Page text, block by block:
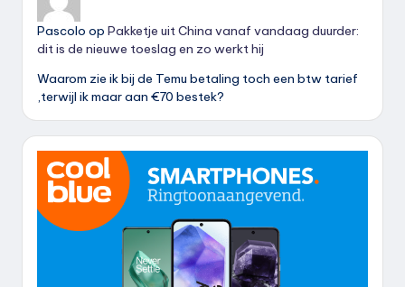
Pascolo op Pakketje uit China vanaf vandaag duurder:
dit is de nieuwe toeslag en zo werkt hij
Waarom zie ik bij de Temu betaling toch een btw tarief
,terwijl ik maar aan €70 bestek?